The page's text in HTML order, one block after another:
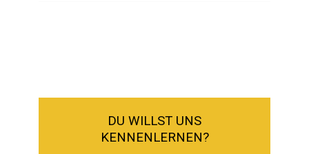
DU WILLST UNS
KENNENLERNEN?